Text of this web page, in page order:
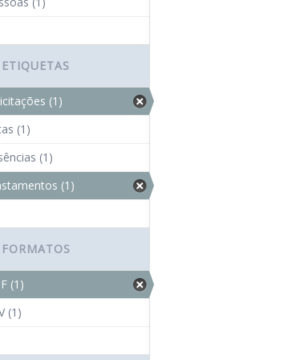
ETIQUETAS
(1)
(1)
(1)
(1)
FORMATOS
(1)
(1)